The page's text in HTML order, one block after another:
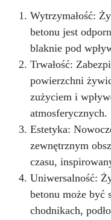
trwałą
codziennym
Wytrzymałość:
betonu jest
blaknie pod
Trwałość:
powierzchni
zużyciem i
atmosferycznych.
Estetyka:
zewnętrznym
czasu,
Uniwersalność:
betonu może być
chodnikach,